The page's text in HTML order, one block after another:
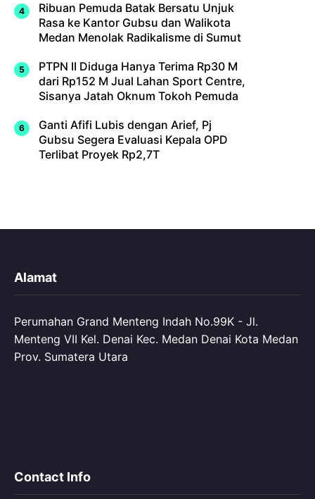
Ribuan Pemuda Batak Bersatu Unjuk
Rasa ke Kantor Gubsu dan Walikota
Medan Menolak Radikalisme di Sumut
PTPN II Diduga Hanya Terima Rp30 M
dari Rp152 M Jual Lahan Sport Centre,
Sisanya Jatah Oknum Tokoh Pemuda
Ganti Afifi Lubis dengan Arief, Pj
Gubsu Segera Evaluasi Kepala OPD
Terlibat Proyek Rp2,7T
Alamat
Perumahan Grand Menteng Indah No.99K - Jl.
Menteng VII Kel. Denai Kec. Medan Denai Kota Medan
Prov. Sumatera Utara
Contact Info